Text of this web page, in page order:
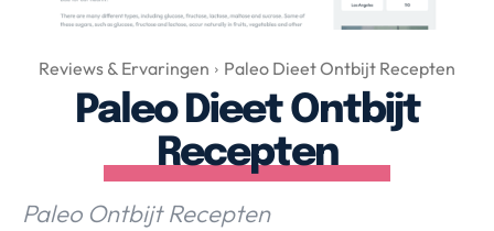
Over Valerie
Over Valerie
De Top 5
Contact
Reviews & Ervaringen Paleo Dieet Ontbijt Recepten
Paleo Dieet Ontbijt
Recepten
Paleo Ontbijt Recepten